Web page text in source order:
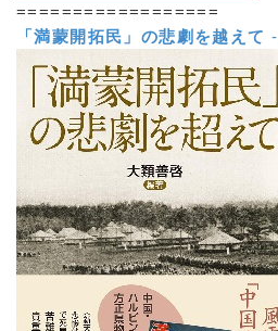
==================
「満蒙開拓民」の悲劇を越えて -